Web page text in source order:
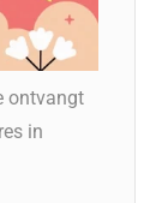
ontvangt
in